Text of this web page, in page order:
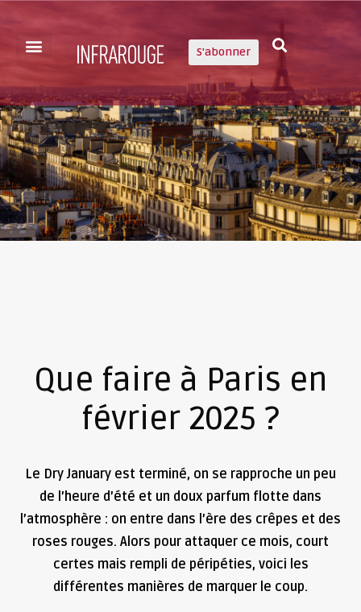
S'abonner
Que faire à Paris en
février 2025 ?
Le Dry January est terminé, on se rapproche un peu
de l’heure d’été et un doux parfum flotte dans
l’atmosphère : on entre dans l’ère des crêpes et des
roses rouges. Alors pour attaquer ce mois, court
certes mais rempli de péripéties, voici les
différentes manières de marquer le coup.